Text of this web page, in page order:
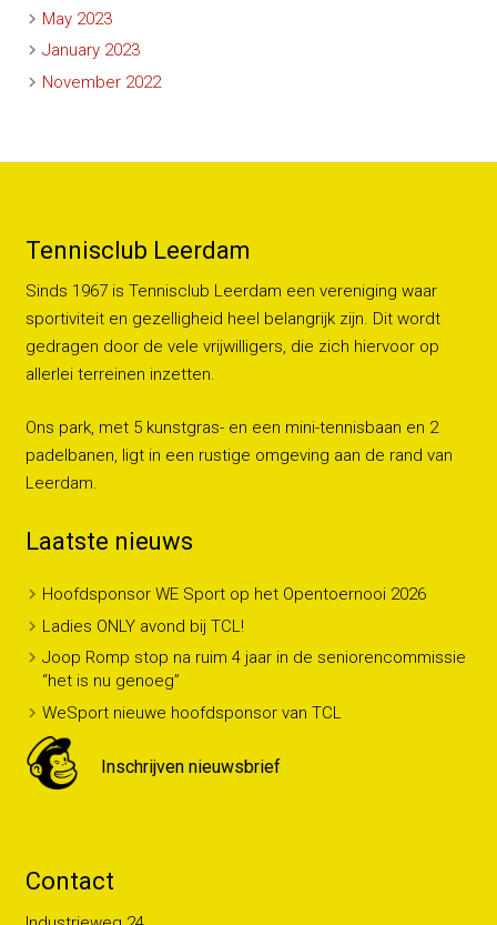
May 2023
January 2023
November 2022
Tennisclub Leerdam
Sinds 1967 is Tennisclub Leerdam een vereniging waar
sportiviteit en gezelligheid heel belangrijk zijn. Dit wordt
gedragen door de vele vrijwilligers, die zich hiervoor op
allerlei terreinen inzetten.
Ons park, met 5 kunstgras- en een mini-tennisbaan en 2
padelbanen, ligt in een rustige omgeving aan de rand van
Leerdam.
Laatste nieuws
Hoofdsponsor WE Sport op het Opentoernooi 2026
Ladies ONLY avond bij TCL!
Joop Romp stop na ruim 4 jaar in de seniorencommissie
“het is nu genoeg”
WeSport nieuwe hoofdsponsor van TCL
Inschrijven nieuwsbrief
Contact